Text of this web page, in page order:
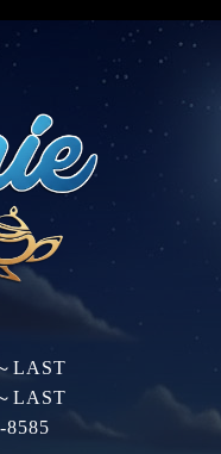
LAST
LAST
8585